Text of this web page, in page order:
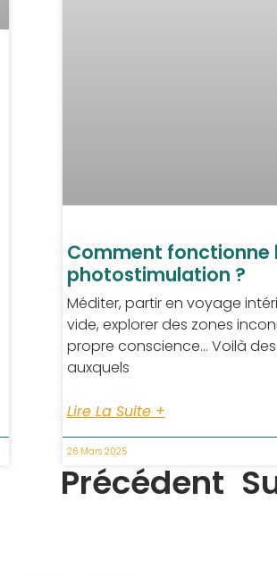
Comment fonctionne
photostimulation ?
Méditer, partir en voyage
vide, explorer des zones
propre conscience… Voilà
auxquels
Lire La Suite +
26 Mars 2025
Précédent